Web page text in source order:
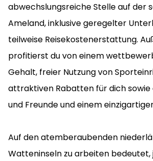
abwechslungsreiche Stelle auf der
Ameland, inklusive geregelter
teilweise Reisekostenerstattung.
profitierst du von einem
Gehalt, freier Nutzung von
attraktiven Rabatten für dich sowie
und Freunde und einem
Auf den atemberaubenden
Watteninseln zu arbeiten bedeutet,